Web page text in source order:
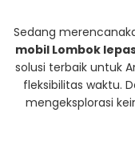
Sedang
mobil Lombok
solusi terbaik untuk
fleksibilitas waktu.
mengeksplorasi